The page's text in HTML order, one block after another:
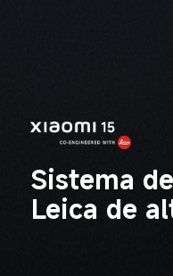
Sistema
Leica de